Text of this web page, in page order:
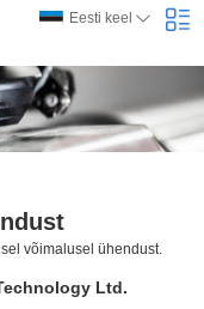
Eesti keel
võimalusel ühendust.
Ltd.